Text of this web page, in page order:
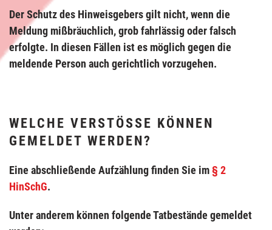
Der Schutz des Hinweisgebers gilt nicht, wenn die
Meldung mißbräuchlich, grob fahrlässig oder falsch
erfolgte. In diesen Fällen ist es möglich gegen die
meldende Person auch gerichtlich vorzugehen.
WELCHE VERSTÖSSE KÖNNEN G
EMELDET WERDEN?
Eine abschließende Aufzählung finden Sie im§ 2
HinSchG.
Unter anderem können folgende Tatbestände gemeldet